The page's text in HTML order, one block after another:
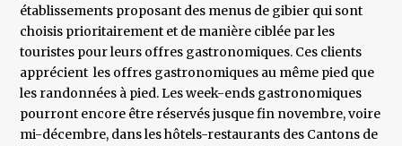
établissements proposant des menus de gibier qui sont
choisis prioritairement et de manière ciblée par les
touristes pour leurs offres gastronomiques. Ces clients
apprécient les offres gastronomiques au même pied que
les randonnées à pied. Les week-ends gastronomiques
pourront encore être réservés jusque fin novembre, voire
mi-décembre, dans les hôtels-restaurants des Cantons de